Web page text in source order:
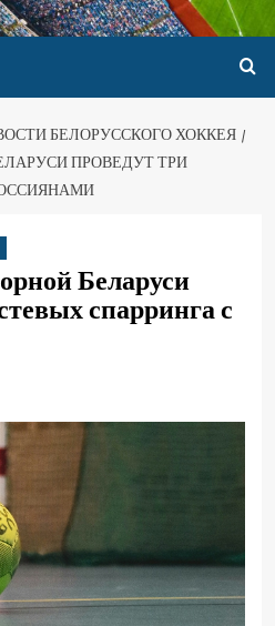
БЕЛОРУССКОГО ХОККЕЯ
ПРОВЕДУТ ТРИ
Беларуси
спарринга с